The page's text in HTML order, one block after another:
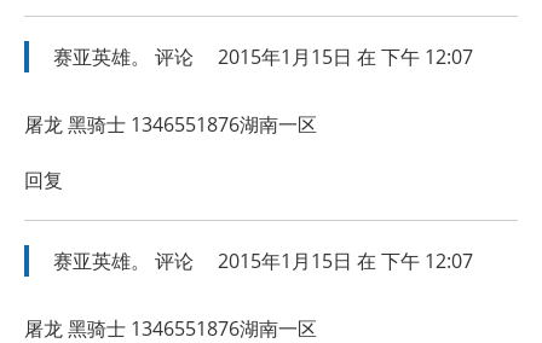
赛亚英雄。 评论 2015年1月15日 在 下午 12:07
屠龙 黑骑士 1346551876湖南一区
回复
赛亚英雄。 评论 2015年1月15日 在 下午 12:07
屠龙 黑骑士 1346551876湖南一区